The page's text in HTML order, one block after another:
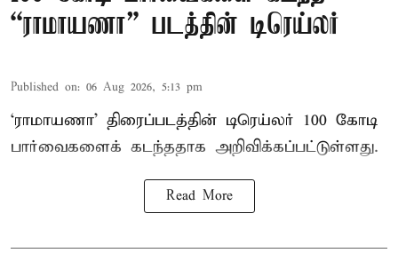
“ராமாயணா” படத்தின் டிரெய்லர்
Published on: 06 Aug 2026, 5:13 pm
‘ராமாயணா’ திரைப்படத்தின் டிரெய்லர் 100 கோடி
பார்வைகளைக் கடந்ததாக அறிவிக்கப்பட்டுள்ளது.
Read More